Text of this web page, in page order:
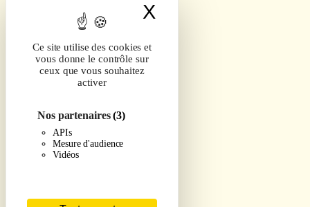
Ce site utilise des cookies et
vous donne le contrôle sur
ceux que vous souhaitez
activer
Nos partenaires(3)
APIs
Mesure d'audience
Vidéos
X